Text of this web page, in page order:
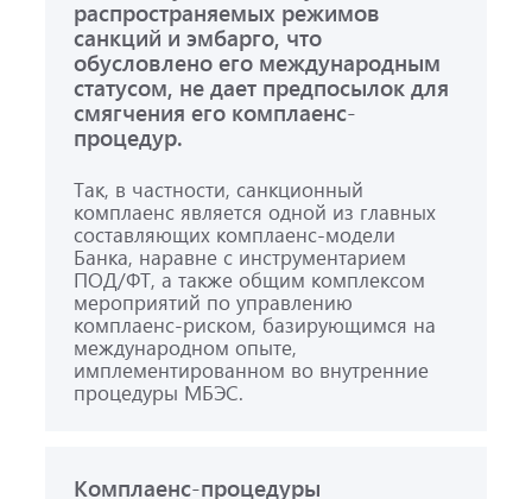
распространяемых режимов
санкций и эмбарго, что
обусловлено его международным
статусом, не дает предпосылок для
смягчения его комплаенс-
процедур.
Так, в частности, санкционный
комплаенс является одной из главных
составляющих комплаенс-модели
Банка, наравне с инструментарием
ПОД/ФТ, а также общим комплексом
мероприятий по управлению
комплаенс-риском, базирующимся на
международном опыте,
имплементированном во внутренние
процедуры МБЭС.
Комплаенс-процедуры